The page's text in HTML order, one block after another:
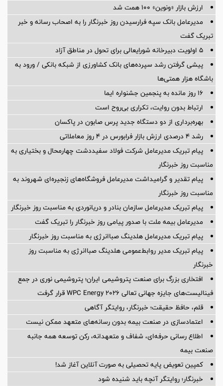
ارزش بازار «ونوین» 100 همت شد
مدیرعامل بانک سپه فرارسیدن روز خبرنگار را به اصحاب رسانه و خبر
تبریک گفت
5 اولویت دبیرخانه شورایعالی برای تحول در مناطق آزاد
پیشی گرفتن رشد سپرده‌های بانک کشاورزی از شبکه بانکی / ورود به
باشگاه هزار همتی‌ها
16 روز مانده به پنجمین جشنواره ایما
ارتباط بدون روایت، تکراری بی‌روح است
بهره‌برداری از دو دستگاه جدید پرس صابون در پاكسان
رشد ۴ درصدی ارزش بازار فرابورس در ۴ روز معاملاتی
پیام تبریک مدیرعامل شرکت فولاد سفیددشت چهارمحال و بختیاری به
مناسبت روز خبرنگار
پیام تقدیر و گرامیداشت مدیرعامل فروشگاه‌های زنجیره‌ای شهروند به
مناسبت روز خبرنگار
پیام تبریک مدیرعامل سازمان بنادر و دریانوردی به مناسبت روز خبرنگار
مدیرعامل بیمه ملت با صدور پیامی روز خبرنگار را تبریک گفت
پیام تبریک مدیرعامل هلدینگ صباانرژی به مناسبت روز خبرنگار
پیام تبریک مدیر روابط‌عمومی هلدینگ صباانرژی به مناسبت روز
خبرنگار
افتخاری بزرگ برای صنعت پتروشیمی ایران؛ پتروشیمی نوری در جمع
فینالیست‌های جایزه جهانی تعالی WPC Energy 2026 قرار گرفت
قلم، حافظ حقیقت؛ خبرنگار، روایتگر آگاهی
اعتمادسازی در صنعت بیمه بدون رسانه‌های متعهد ممکن نیست
اطلاع رسانی حرفه‌ای، شفاف و متعهدانه، رکن توسعه همه جانبه
صنعت بیمه
کمپین تعویض پایه تحصیلی به صورت آنلاین آغاز شد!
خبرنگار؛ روایتگر آنچه باید شنیده شود